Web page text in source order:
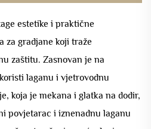
estetike i praktične
za gradjane koji traže
zaštitu. Zasnovan je na
laganu i vjetrovodnu
koja je mekana i glatka na dodir,
povjetarac i iznenadnu laganu